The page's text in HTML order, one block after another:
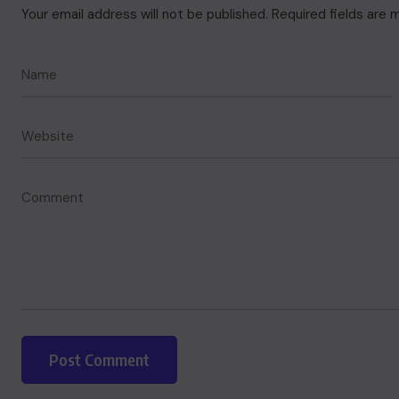
Your email address will not be published. Required fields are
Le président Lula sur la situation